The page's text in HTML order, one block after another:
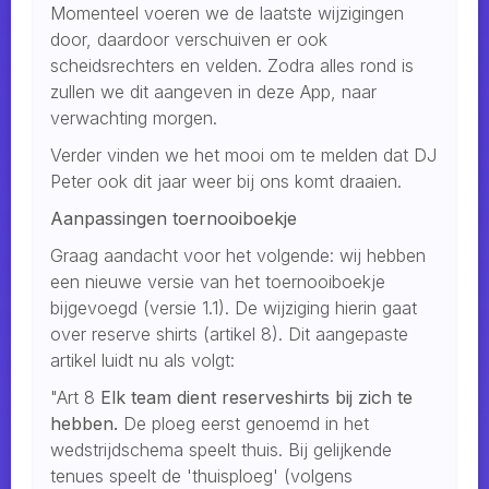
Momenteel voeren we de laatste wijzigingen
door, daardoor verschuiven er ook
scheidsrechters en velden. Zodra alles rond is
zullen we dit aangeven in deze App, naar
verwachting morgen.
Verder vinden we het mooi om te melden dat DJ
Peter ook dit jaar weer bij ons komt draaien.
Aanpassingen toernooiboekje
Graag aandacht voor het volgende: wij hebben
een nieuwe versie van het toernooiboekje
bijgevoegd (versie 1.1). De wijziging hierin gaat
over reserve shirts (artikel 8). Dit aangepaste
artikel luidt nu als volgt:
"Art 8 Elk team dient reserveshirts bij zich te
hebben. De ploeg eerst genoemd in het
wedstrijdschema speelt thuis. Bij gelijkende
tenues speelt de 'thuisploeg' (volgens